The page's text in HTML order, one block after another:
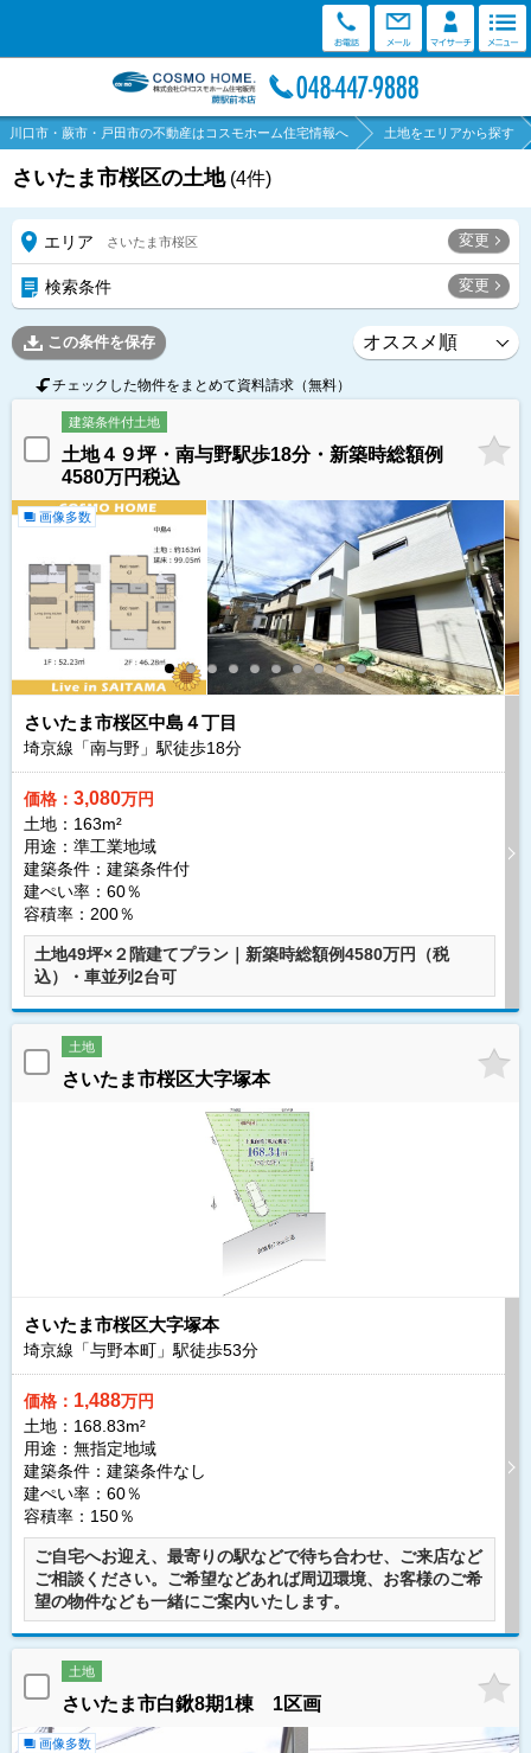
川口市・蕨市・戸田市の不動産はコスモホーム住宅情報へ 土地をエリアから探す
さいたま市桜区の土地 (4件)
エリア さいたま市桜区 変更
検索条件 変更
この条件を保存
チェックした物件をまとめて資料請求（無料）
建築条件付土地
土地４９坪・南与野駅歩18分・新築時総額例
4580万円税込
画像多数
さいたま市桜区中島４丁目
埼京線「南与野」駅徒歩18分
価格： 3,080万円
土地：163m²
用途：準工業地域
建築条件： 建築条件付
建ぺい率：60％
容積率：200％
土地49坪×２階建てプラン｜新築時総額例4580万円（税
込）・車並列2台可
土地
さいたま市桜区大字塚本
さいたま市桜区大字塚本
埼京線「与野本町」駅徒歩53分
価格： 1,488万円
土地：168.83m²
用途：無指定地域
建築条件： 建築条件なし
建ぺい率：60％
容積率：150％
ご自宅へお迎え、最寄りの駅などで待ち合わせ、ご来店など
ご相談ください。ご希望などあれば周辺環境、お客様のご希
望の物件なども一緒にご案内いたします。
土地
さいたま市白鍬8期1棟 1区画
画像多数